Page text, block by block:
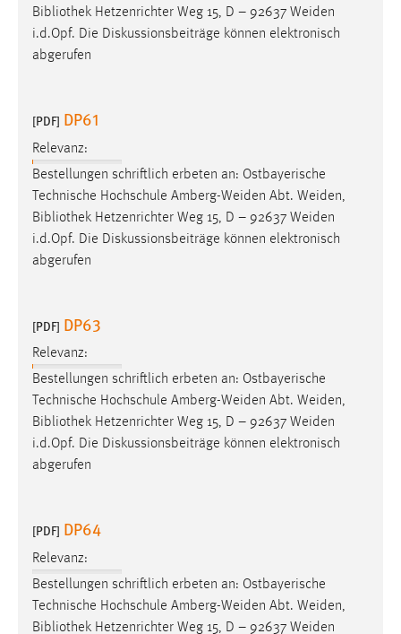
Bibliothek Hetzenrichter Weg 15, D – 92637 Weiden
i.d.Opf. Die Diskussionsbeiträge können elektronisch
abgerufen
[PDF] DP61
Relevanz:
Bestellungen schriftlich erbeten an: Ostbayerische
Technische Hochschule Amberg-Weiden Abt. Weiden,
Bibliothek Hetzenrichter Weg 15, D – 92637 Weiden
i.d.Opf. Die Diskussionsbeiträge können elektronisch
abgerufen
[PDF] DP63
Relevanz:
Bestellungen schriftlich erbeten an: Ostbayerische
Technische Hochschule Amberg-Weiden Abt. Weiden,
Bibliothek Hetzenrichter Weg 15, D – 92637 Weiden
i.d.Opf. Die Diskussionsbeiträge können elektronisch
abgerufen
[PDF] DP64
Relevanz:
Bestellungen schriftlich erbeten an: Ostbayerische
Technische Hochschule Amberg-Weiden Abt. Weiden,
Bibliothek Hetzenrichter Weg 15, D – 92637 Weiden
EXTERNE MEDIEN
externen Medien Cookies gesetzt.
YouTube
Vimeo